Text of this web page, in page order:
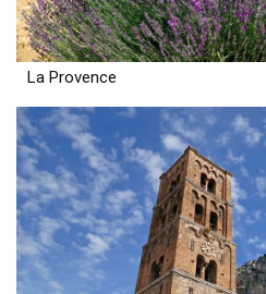
La Provence